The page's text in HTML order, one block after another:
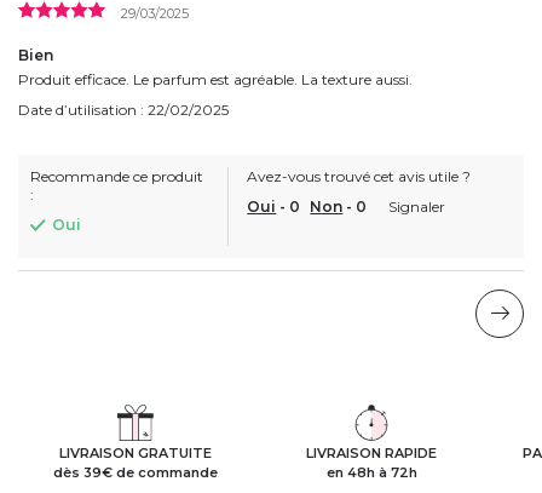
29/03/2025
Bien
Produit efficace. Le parfum est agréable. La texture aussi.
Date d’utilisation : 22/02/2025
Recommande ce produit
:
Oui
Avez-vous trouvé cet avis utile ?
Oui - 0 Non - 0 Signaler
LIVRAISON GRATUITE
dès 39€ de commande
LIVRAISON RAPIDE
en 48h à 72h